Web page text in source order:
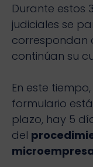
Durante estos
judiciales se
correspondan
continúan su
En este
formulario
plazo, hay 5
del